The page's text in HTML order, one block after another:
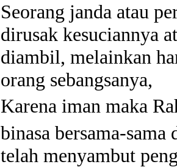
Seorang janda atau
dirusak kesuciannya
diambil, melainkan
orang sebangsanya,
Karena iman maka
binasa bersama-
telah menyambut